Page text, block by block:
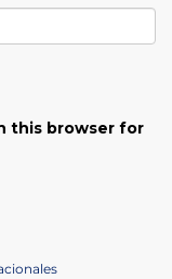
this browser for